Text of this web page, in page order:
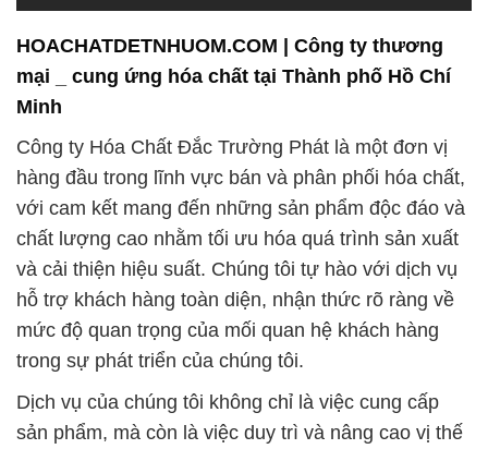
Công ty Hóa Chất Đắc Trường Phát là một đơn vị
hàng đầu trong lĩnh vực bán và phân phối hóa chất,
với cam kết mang đến những sản phẩm độc đáo và
chất lượng cao nhằm tối ưu hóa quá trình sản xuất
và cải thiện hiệu suất. Chúng tôi tự hào với dịch vụ
hỗ trợ khách hàng toàn diện, nhận thức rõ ràng về
mức độ quan trọng của mối quan hệ khách hàng
trong sự phát triển của chúng tôi.
Dịch vụ của chúng tôi không chỉ là việc cung cấp
sản phẩm, mà còn là việc duy trì và nâng cao vị thế
dẫn đầu trong ngành công nghiệp hóa chất. Với
danh mục đa dạng các loại hóa chất chất lượng
cao, chúng tôi đóng góp quan trọng vào việc nâng
cao hiệu suất trong lĩnh vực nông nghiệp.